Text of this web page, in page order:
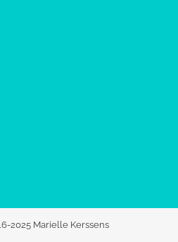
2025 Marielle Kerssens